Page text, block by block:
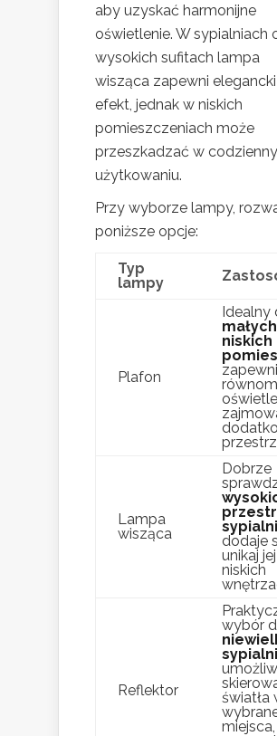
aby uzyskać harmonijne
oświetlenie. W sypialniach
wysokich sufitach lampa
wisząca zapewni elegancki
efekt, jednak w niskich
pomieszczeniach może
przeszkadzać w
użytkowaniu.
Przy wyborze lampy,
poniższe opcje:
Typ
lampy
Plafon
Idealny
niskich
Lampa
wisząca
Dobrze
dodaje
unikaj
niskich
Reflektor
wybór
sypialni
światła
miejsca,